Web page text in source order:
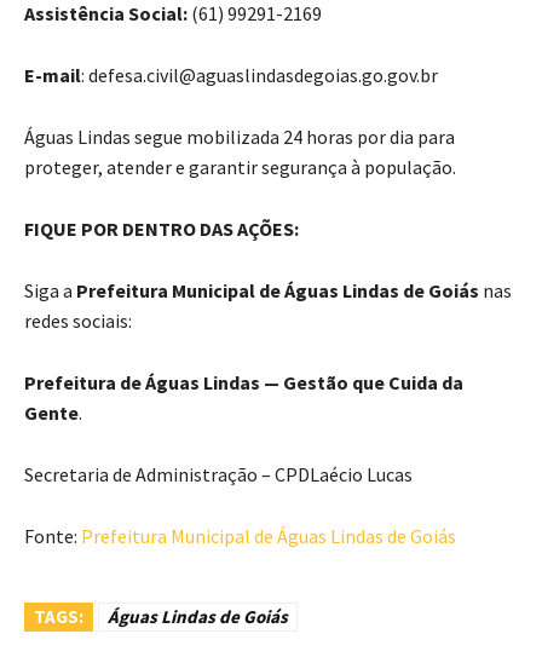
Assistência Social: (61) 99291-2169
E-mail: defesa.civil@aguaslindasdegoias.go.gov.br
Águas Lindas segue mobilizada 24 horas por dia para
proteger, atender e garantir segurança à população.
FIQUE POR DENTRO DAS AÇÕES:
Siga a Prefeitura Municipal de Águas Lindas de Goiás nas
redes sociais:
Prefeitura de Águas Lindas — Gestão que Cuida da
Gente.
Secretaria de Administração – CPDLaécio Lucas
Fonte: Prefeitura Municipal de Águas Lindas de Goiás
TAGS: Águas Lindas de Goiás